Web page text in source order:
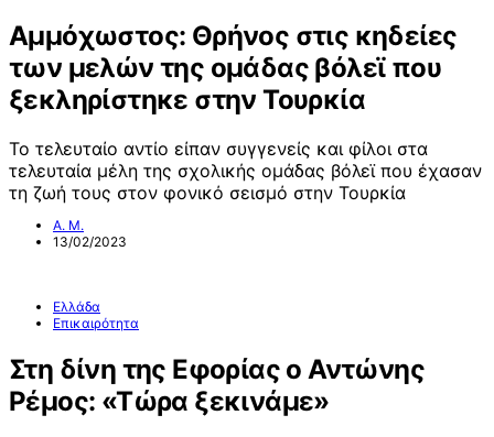
Αμμόχωστος: Θρήνος στις κηδείες
των μελών της ομάδας βόλεϊ που
ξεκληρίστηκε στην Τουρκία
Το τελευταίο αντίο είπαν συγγενείς και φίλοι στα
τελευταία μέλη της σχολικής ομάδας βόλεϊ που έχασαν
τη ζωή τους στον φονικό σεισμό στην Τουρκία
Α. Μ.
13/02/2023
Ελλάδα
Επικαιρότητα
Στη δίνη της Εφορίας ο Αντώνης
Ρέμος: «Τώρα ξεκινάμε»